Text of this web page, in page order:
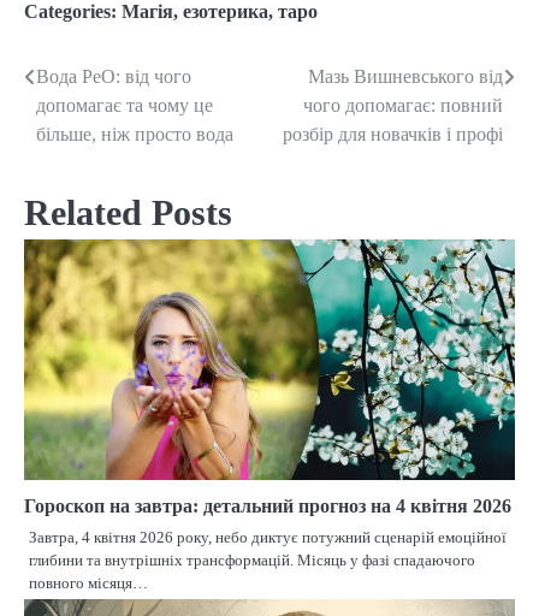
Categories: Магія, езотерика, таро
Post
navigation
Вода РеО: від чого
допомагає та чому це
більше, ніж просто вода
Мазь Вишневського від
чого допомагає: повний
розбір для новачків і профі
Related Posts
Гороскоп на завтра: детальний прогноз на 4 квітня 2026
Завтра, 4 квітня 2026 року, небо диктує потужний сценарій емоційної
глибини та внутрішніх трансформацій. Місяць у фазі спадаючого
повного місяця…